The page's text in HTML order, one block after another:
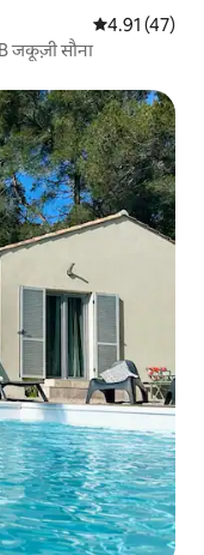
औसत रेटिंग 5 में
4.91 (47)
जकूज़ी सौना